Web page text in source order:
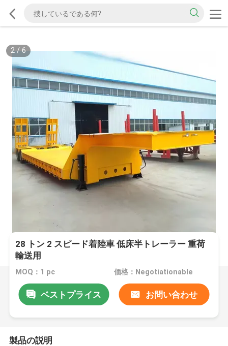
2/ 6
28 トン 2 スピード着陸車 低床半トレーラー 重荷
輸送用
MOQ：1 pc 価格：Negotiationable
ベストプライス お問い合わせ
製品の説明